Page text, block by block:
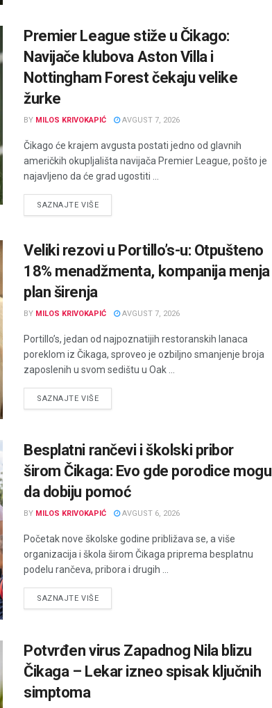
Premier League stiže u Čikago:
Navijače klubova Aston Villa i
Nottingham Forest čekaju velike
žurke
BY MILOS KRIVOKAPIĆ AVGUST 7, 2026
Čikago će krajem avgusta postati jedno od glavnih
američkih okupljališta navijača Premier League, pošto je
najavljeno da će grad ugostiti ...
SAZNAJTE VIŠEDETAILS
Veliki rezovi u Portillo’s-u: Otpušteno
18% menadžmenta, kompanija menja
plan širenja
BY MILOS KRIVOKAPIĆ AVGUST 7, 2026
Portillo’s, jedan od najpoznatijih restoranskih lanaca
poreklom iz Čikaga, sproveo je ozbiljno smanjenje broja
zaposlenih u svom sedištu u Oak ...
SAZNAJTE VIŠEDETAILS
Besplatni rančevi i školski pribor
širom Čikaga: Evo gde porodice mogu
da dobiju pomoć
BY MILOS KRIVOKAPIĆ AVGUST 6, 2026
Početak nove školske godine približava se, a više
organizacija i škola širom Čikaga priprema besplatnu
podelu rančeva, pribora i drugih ...
SAZNAJTE VIŠEDETAILS
Potvrđen virus Zapadnog Nila blizu
Čikaga – Lekar izneo spisak ključnih
simptoma